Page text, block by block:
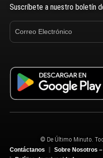
Suscríbete a nuestro boletín
© De Último Minuto.
Contáctanos
Sobre Nosotros